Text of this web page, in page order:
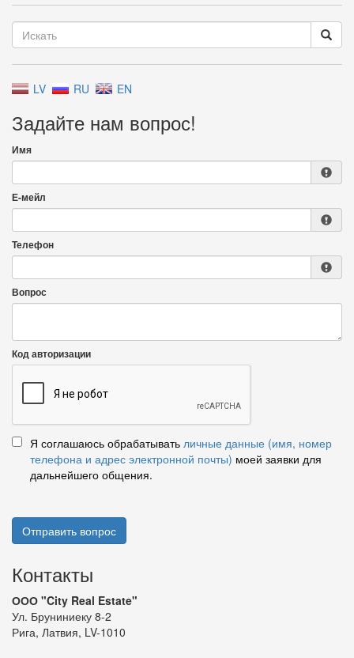
LV RU EN
Задайте нам вопрос!
Имя
Е-мейл
Телефон
Вопрос
Код авторизации
Я соглашаюсь обрабатывать личные данные (имя, номер
телефона и адрес электронной почты) моей заявки для
дальнейшего общения.
Отправить вопрос
Контакты
ООО "City Real Estate"
Ул. Бруниниеку 8-2
Рига, Латвия, LV-1010